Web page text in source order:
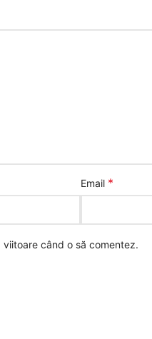
Email *
când o să comentez.